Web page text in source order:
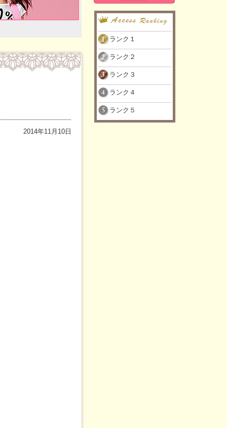
2014年11月10日
ランク１
ランク２
ランク３
ランク４
ランク５